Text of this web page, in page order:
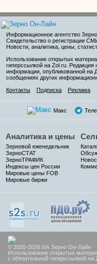
Информационное агентство
Свидетельство о регистрации
Новости, аналитика, цены,
Использование открытых
гиперссылкой на Zol.ru. Редакция
информации, опубликованной на
сообщениях других
Контакты
Подписка Реклама
Макс
Аналитика и цены
Зерновой еженедельник
ЗерноСТАТ
ЗерноТРАФИК
Индексы цен России
Мировые цены FOB
Мировые биржи
© 2000-2026 ИА Зерно Он-Лайн
Использование открытых
с обязательной гиперссылкой на